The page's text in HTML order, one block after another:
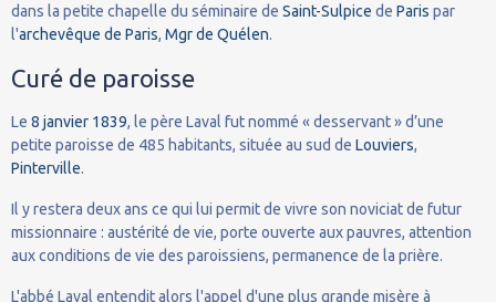
dans la petite chapelle du séminaire de Saint-Sulpice de Paris par
l'archevêque de Paris, Mgr de Quélen.
Curé de paroisse
Le 8 janvier 1839, le père Laval fut nommé « desservant » d’une
petite paroisse de 485 habitants, située au sud de Louviers,
Pinterville.
Il y restera deux ans ce qui lui permit de vivre son noviciat de futur
missionnaire : austérité de vie, porte ouverte aux pauvres, attention
aux conditions de vie des paroissiens, permanence de la prière.
L'abbé Laval entendit alors l'appel d'une plus grande misère à